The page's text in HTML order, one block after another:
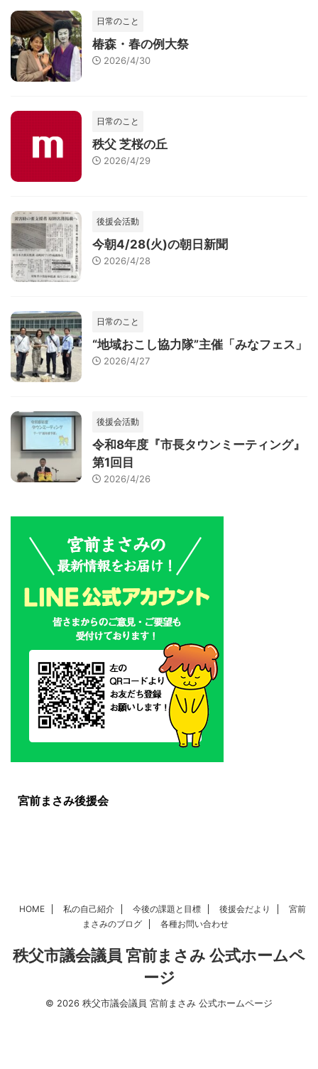
日常のこと
椿森・春の例大祭
2026/4/30
日常のこと
秩父 芝桜の丘
2026/4/29
後援会活動
今朝4/28(火)の朝日新聞
2026/4/28
日常のこと
“地域おこし協力隊”主催「みなフェス」
2026/4/27
後援会活動
令和8年度『市長タウンミーティング』
第1回目
2026/4/26
宮前まさみ後援会
HOME 私の自己紹介 今後の課題と目標 後援会だより
宮前
まさみのブログ
各種お問い合わせ
秩父市議会議員 宮前まさみ 公式ホームペ
ージ
© 2026 秩父市議会議員 宮前まさみ 公式ホームページ